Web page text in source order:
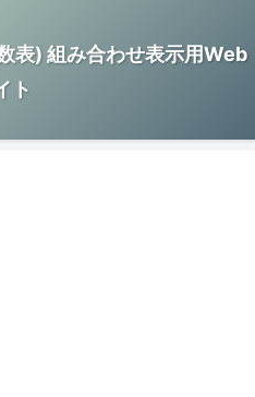
表) 組み合わせ表示用Web
ト